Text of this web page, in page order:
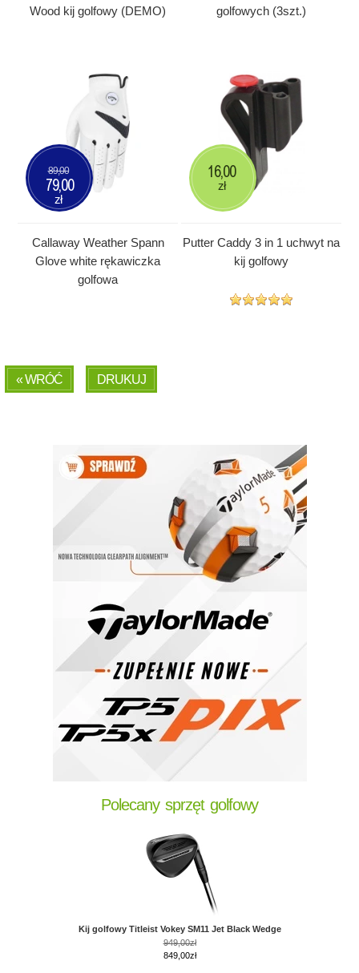
Wood kij golfowy (DEMO)
golfowych (3szt.)
Callaway Weather Spann
Glove white rękawiczka
golfowa
89,00
79,00
zł
Putter Caddy 3 in 1 uchwyt na
kij golfowy
16,00
zł
« WRÓĆ DRUKUJ
Polecany sprzęt golfowy
Kij golfowy Titleist Vokey SM11 Jet Black Wedge
949,00zł
849,00zł